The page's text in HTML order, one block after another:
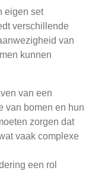
eigen set
verschillende
van
kunnen
van een
van bomen en hun
zorgen dat
vaak complexe
een rol